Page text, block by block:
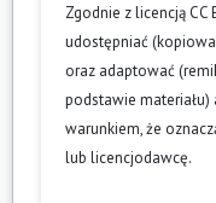
Zgodnie z licencją CC
udostępniać
oraz adaptować
podstawie
warunkiem, że
lub licencjodawcę.